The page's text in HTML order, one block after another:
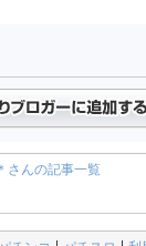
さんの記事一覧